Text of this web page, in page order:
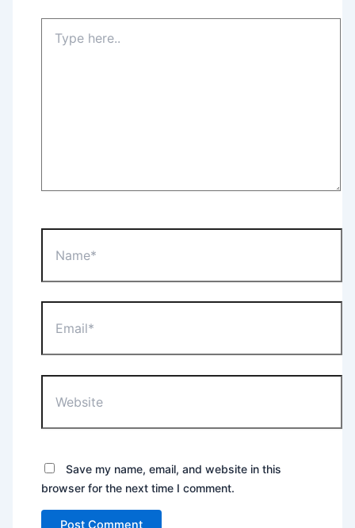
here..
Save my name, email, and website in this
browser for the next time I comment.